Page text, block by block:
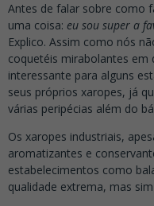
Antes de falar sobre como
uma coisa: eu sou super a
Explico. Assim como nós
coquetéis mirabolantes
interessante para alguns
seus próprios xaropes, já
várias peripécias além do
Os xaropes industriais,
aromatizantes e
estabelecimentos como
qualidade extrema, mas